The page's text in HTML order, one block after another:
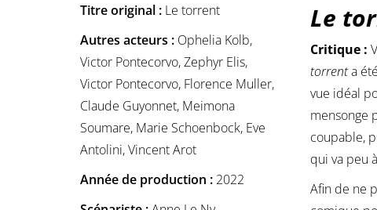
Titre original : Le torrent
Autres acteurs : Ophelia Kolb,
Victor Pontecorvo, Zephyr Elis,
Victor Pontecorvo, Florence Muller,
Claude Guyonnet, Meimona
Soumare, Marie Schoenbock, Eve
Antolini, Vincent Arot
Année de production : 2022
Le
Critique :
torrenta
vue idéal
mensonge
coupable,
qui va peu
Afin de ne